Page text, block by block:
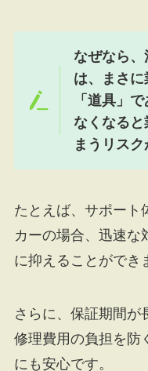
なぜなら、
は、まさ
「道具」
なくなると
まうリスク
たとえば、サポート
カーの場合、迅速な
に抑えることができ
さらに、保証期間が
修理費用の負担を防
にも安心です。